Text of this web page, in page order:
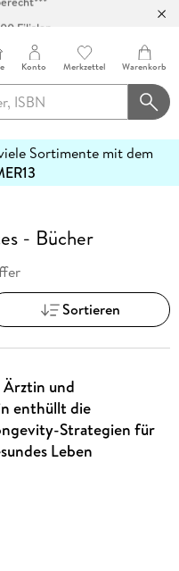
Filialen
Konto Merkzettel Warenkorb
Sortimente mit dem
- Bücher
Sortieren
und
enthüllt die
Strategien für
Leben